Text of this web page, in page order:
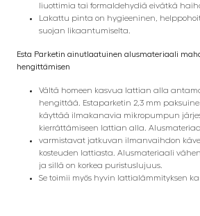
liuottimia tai formaldehydiä eivätkä
Lakattu pinta on hygieeninen,
suojan likaantumiselta.
Esta Parketin ainutlaatuinen alusmateriaali
hengittämisen
Vältä homeen kasvua lattian alla
hengittää. Estaparketin 2,3 mm
käyttää ilmakanavia mikropumpun
kierrättämiseen lattian alla.
varmistavat jatkuvan ilmanvaihdon
kosteuden lattiasta. Alusmateriaali
ja sillä on korkea puristuslujuus.
Se toimii myös hyvin lattialämmityksen